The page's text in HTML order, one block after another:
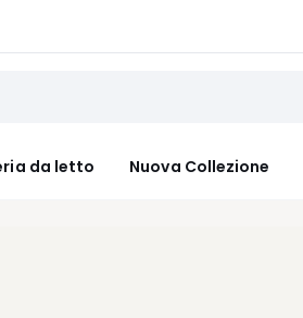
da letto Nuova Collezione